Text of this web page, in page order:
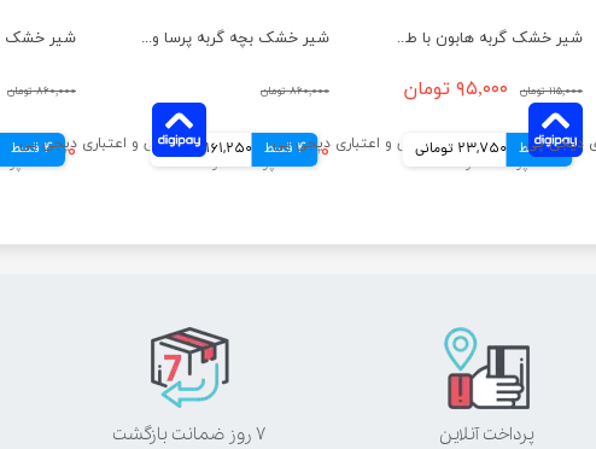
۸۶۰,۰۰۰ تومان
۶۲۴,۰۰۰ تومان
4 قسط
شیر خشک بچه گربه پرسا وزن 450 گرم
۸۶۰,۰۰۰ تومان
۶۴۵,۰۰۰ تومان
4 قسط 161,250 تومانی
شیر خشک گربه هابون با طعم شیر بز وزن 12.5 گرمی
۱۱۵,۰۰۰ تومان ۹۵,۰۰۰ تومان
4 قسط 23,750 تومانی
پرداخت آنلاین ۷ روز ضمانت بازگشت